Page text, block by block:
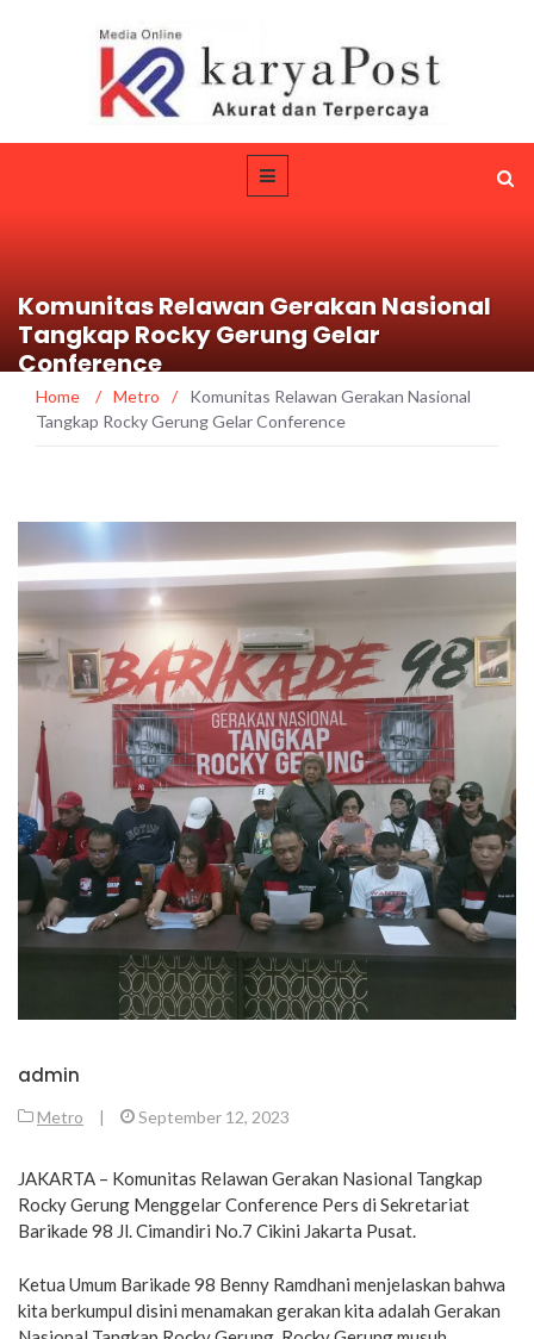
Komunitas Relawan Gerakan Nasional
Tangkap Rocky Gerung Gelar
Conference
Home / Metro /
Komunitas Relawan Gerakan Nasional
Tangkap Rocky Gerung Gelar Conference
admin
Metro | September 12, 2023
JAKARTA – Komunitas Relawan Gerakan Nasional Tangkap
Rocky Gerung Menggelar Conference Pers di Sekretariat
Barikade 98 Jl. Cimandiri No.7 Cikini Jakarta Pusat.
Ketua Umum Barikade 98 Benny Ramdhani menjelaskan bahwa
kita berkumpul disini menamakan gerakan kita adalah Gerakan